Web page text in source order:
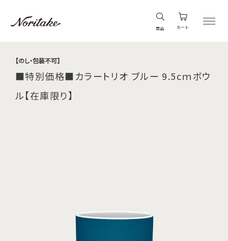
商品 カート
【のし・包装不可】
■特別価格■カラートリオ ブルー 9.5cｍボウ
ル【在庫限り】